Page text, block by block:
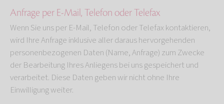
Anfrage per E-Mail, Telefon oder Telefax
Wenn Sie uns per E-Mail, Telefon oder Telefax kontaktieren,
wird Ihre Anfrage inklusive aller daraus hervorgehenden
personenbezogenen Daten (Name, Anfrage) zum Zwecke
der Bearbeitung Ihres Anliegens bei uns gespeichert und
verarbeitet. Diese Daten geben wir nicht ohne Ihre
Einwilligung weiter.